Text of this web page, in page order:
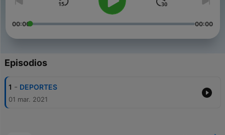
00:00 00:00
Episodios
1 - DEPORTES
01 mar. 2021